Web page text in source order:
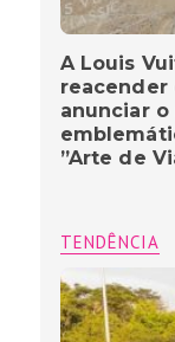
A Louis
reacender
anunciar
”Arte de
TENDÊNCIA